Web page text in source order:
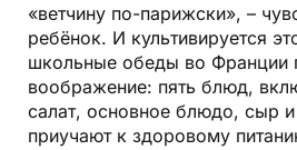
«ветчину по-парижски», –
ребёнок. И культивируется
школьные обеды во Франции
воображение: пять блюд,
салат, основное блюдо, сыр
приучают к здоровому